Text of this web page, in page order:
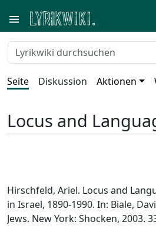
Seite Diskussion Aktionen
Locus and
Hirschfeld, Ariel. Locus and
in Israel, 1890-1990. In: Biale,
Jews. New York: Shocken, 2003.